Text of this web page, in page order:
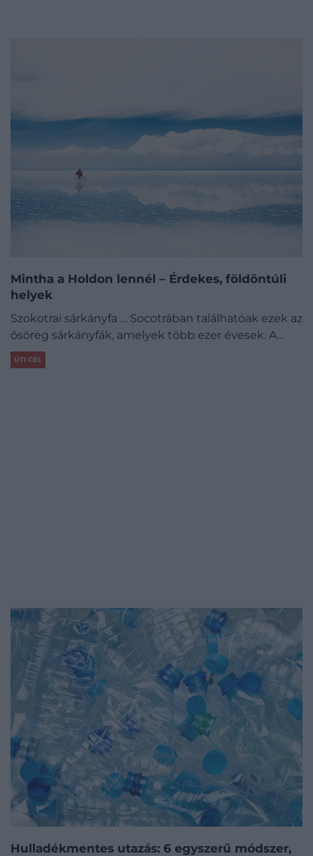
Mintha a Holdon lennél – Érdekes, földöntúli
helyek
Szokotrai sárkányfa … Socotrában találhatóak ezek az
ősöreg sárkányfák, amelyek több ezer évesek. A…
ÚTI CÉL
Hulladékmentes utazás: 6 egyszerű módszer,